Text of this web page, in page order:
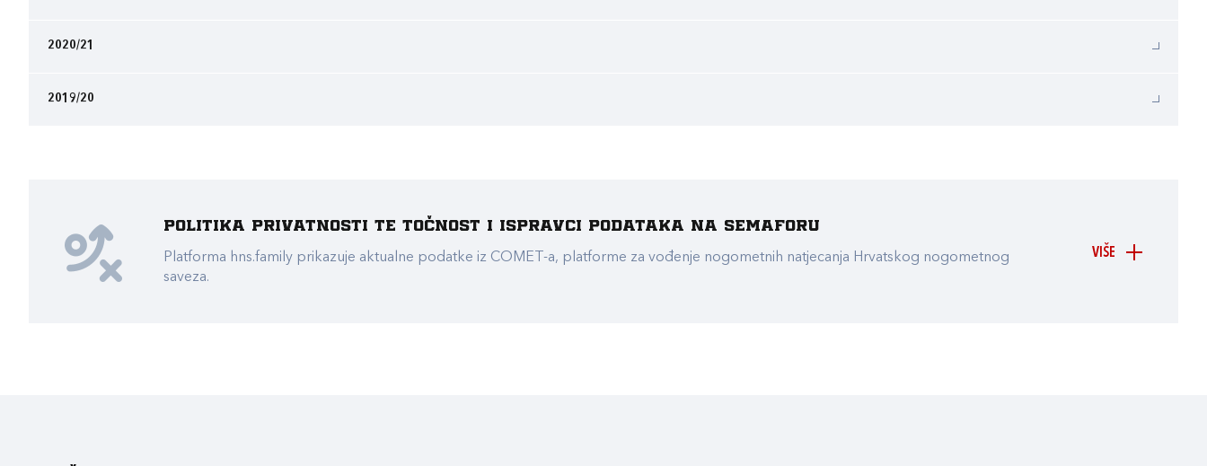
2020/21
2019/20
VIŠE
Politika privatnosti te točnost i ispravci podataka na Semaforu
Platforma hns.family prikazuje aktualne podatke iz COMET-a, platforme za vođenje nogometnih natjecanja Hrvatskog nogometnog
saveza.